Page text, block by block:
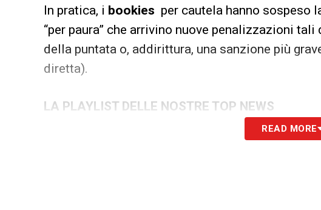
In pratica, i bookies per cautela hanno sospeso
“per paura” che arrivino nuove penalizzazioni
della puntata o, addirittura, una sanzione più
diretta).
LA PLAYLIST DELLE NOSTRE TOP NEWS
READ MORE